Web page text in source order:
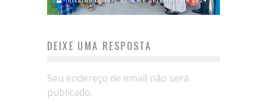
DEIXE UMA RESPOSTA
Seu endereço de email não será
publicado.